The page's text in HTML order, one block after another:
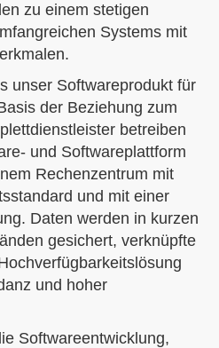
zu einem stetigen
Systems mit
unser Softwareprodukt für
der Beziehung zum
betreiben
und Softwareplattform
Rechenzentrum mit
und mit einer
. Daten werden in kurzen
gesichert, verknüpfte
und hoher
Softwareentwicklung,